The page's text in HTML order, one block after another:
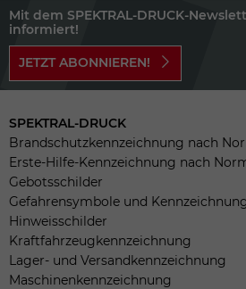
Mit dem SPEKTRAL-DRUCK-
informiert!
JETZT ABONNIEREN!
SPEKTRAL-DRUCK
Brandschutzkennzeichnung nach
Erste-Hilfe-Kennzeichnung nach
Gebotsschilder
Gefahrensymbole und Kennzeichnung
Hinweisschilder
Kraftfahrzeugkennzeichnung
Lager- und Versandkennzeichnung
Maschinenkennzeichnung